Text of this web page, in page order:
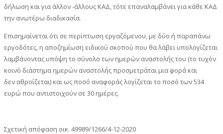
δήλωση και για άλλον -άλλους ΚΑΔ, τότε επαναλαμβάνει για κάθε ΚΑΔ
την ανωτέρω διαδικασία.
Επισημαίνεται ότι σε περίπτωση εργαζόμενου, με δύο ή παραπάνω
εργοδότες, η αποζημίωση ειδικού σκοπού που θα λάβει υπολογίζεται
λαμβάνοντας υπόψη το σύνολο των ημερών αναστολής του (το τυχόν
κοινό διάστημα ημερών αναστολής προσμετράται μια φορά και
δεν αθροίζεται) και ως ποσό αναφοράς λογίζεται το ποσό των 534
ευρώ που αντιστοιχούν σε 30 ημέρες.
Σχετική απόφαση οικ. 49989/1266/4-12-2020